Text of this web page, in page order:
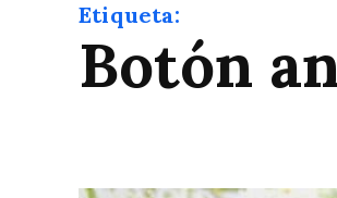
Etiqueta:
Botón